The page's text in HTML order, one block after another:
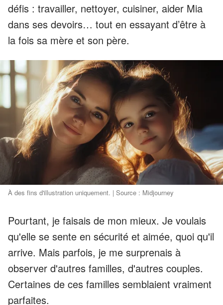
défis : travailler, nettoyer, cuisiner, aider Mia
dans ses devoirs… tout en essayant d’être à
la fois sa mère et son père.
À des fins d'illustration uniquement. | Source : Midjourney
Pourtant, je faisais de mon mieux. Je voulais
qu'elle se sente en sécurité et aimée, quoi qu'il
arrive. Mais parfois, je me surprenais à
observer d'autres familles, d'autres couples.
Certaines de ces familles semblaient vraiment
parfaites.